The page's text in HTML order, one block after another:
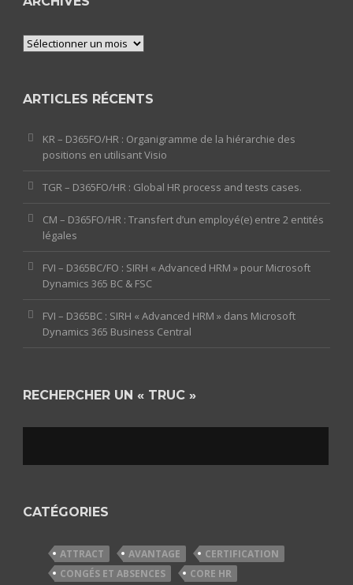
Archives
ARTICLES RÉCENTS
KR – D365FO/HR : Organigramme de la hiérarchie des
positions en utilisant Visio
TGR – D365FO/HR : Global HR process and tests cases.
CM – D365FO/HR : Transfert d’un employé(e) entre 2 entités
légales
FVI – D365BC/FO : SIRH « Advanced HRM » pour Microsoft
Dynamics 365 BC & FSC
FVI – D365BC : SIRH « Advanced HRM » dans Microsoft
Dynamics 365 Business Central
RECHERCHER UN « TRUC »
CATÉGORIES
ATTRACT AVANTAGE
CERTIFICATION
CONGÉS ET ABSENCES
CORE HR